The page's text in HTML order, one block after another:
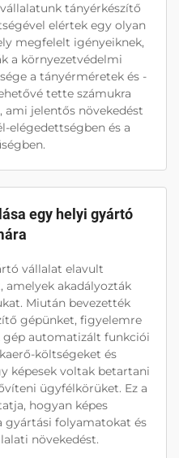
tányérkészítő
elértek egy olyan
megfelelt igényeiknek,
a környezetvédelmi
a tányérméretek és -
tette számukra
jelentős növekedést
elégedettségben és a
egy helyi gyártó
vállalat elavult
amelyek akadályozták
Miután bevezették
gépünket, figyelemre
automatizált funkciói
költségeket és
képesek voltak betartani
ügyfélkörüket. Ez a
hogyan képes
gyártási folyamatokat és
növekedést.